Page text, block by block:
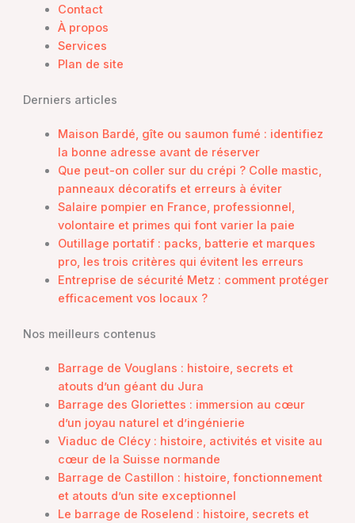
Contact
À propos
Services
Plan de site
Derniers articles
Maison Bardé, gîte ou saumon fumé : identifiez
la bonne adresse avant de réserver
Que peut-on coller sur du crépi ? Colle mastic,
panneaux décoratifs et erreurs à éviter
Salaire pompier en France, professionnel,
volontaire et primes qui font varier la paie
Outillage portatif : packs, batterie et marques
pro, les trois critères qui évitent les erreurs
Entreprise de sécurité Metz : comment protéger
efficacement vos locaux ?
Nos meilleurs contenus
Barrage de Vouglans : histoire, secrets et
atouts d’un géant du Jura
Barrage des Gloriettes : immersion au cœur
d’un joyau naturel et d’ingénierie
Viaduc de Clécy : histoire, activités et visite au
cœur de la Suisse normande
Barrage de Castillon : histoire, fonctionnement
et atouts d’un site exceptionnel
Le barrage de Roselend : histoire, secrets et